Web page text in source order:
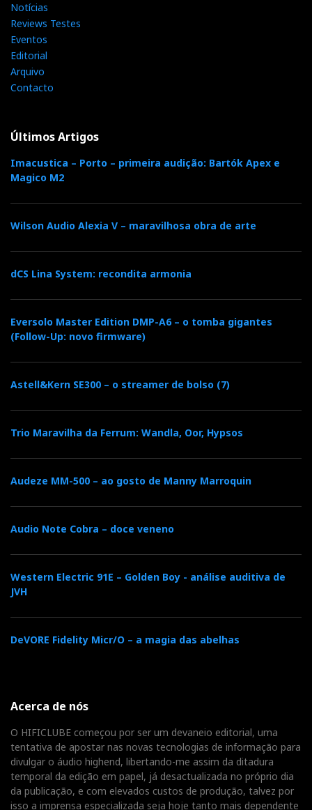
Notícias
Reviews Testes
Eventos
Editorial
Arquivo
Contacto
Últimos Artigos
Imacustica – Porto – primeira audição: Bartók Apex e
Magico M2
Wilson Audio Alexia V – maravilhosa obra de arte
dCS Lina System: recondita armonia
Eversolo Master Edition DMP-A6 – o tomba gigantes
(Follow-Up: novo firmware)
Astell&Kern SE300 – o streamer de bolso (7)
Trio Maravilha da Ferrum: Wandla, Oor, Hypsos
Audeze MM-500 – ao gosto de Manny Marroquin
Audio Note Cobra – doce veneno
Western Electric 91E – Golden Boy - análise auditiva de
JVH
DeVORE Fidelity Micr/O – a magia das abelhas
Acerca de nós
O HIFICLUBE começou por ser um devaneio editorial, uma
tentativa de apostar nas novas tecnologias de informação para
divulgar o áudio highend, libertando-me assim da ditadura
temporal da edição em papel, já desactualizada no próprio dia
da publicação, e com elevados custos de produção, talvez por
isso a imprensa especializada seja hoje tanto mais dependente